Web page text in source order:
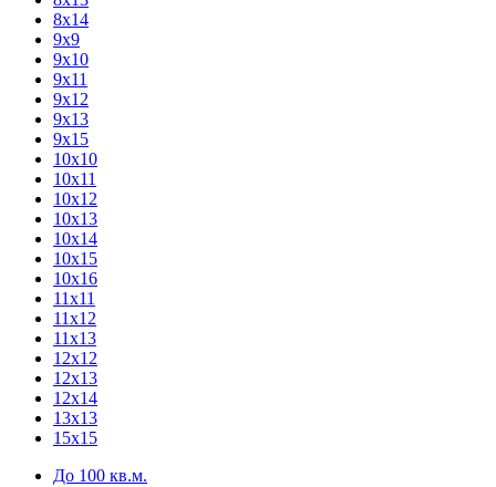
8х14
9х9
9х10
9х11
9х12
9х13
9х15
10х10
10х11
10х12
10х13
10х14
10х15
10х16
11х11
11х12
11х13
12х12
12х13
12х14
13х13
15х15
До 100 кв.м.